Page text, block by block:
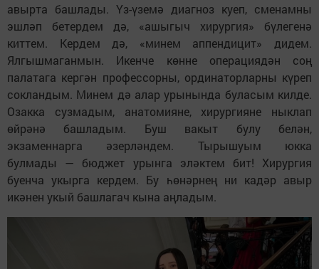
авырта башлады. Үз-үземә диагноз куеп, сменамны
эшләп бетердем дә, «ашыгыч хирургия» бүлегенә
киттем. Кердем дә, «минем аппендицит» дидем.
Ялгышмаганмын. Икенче көнне операциядән соң
палатага кергән профессорны, ординаторларны күреп
сокландым. Минем дә алар урынында буласым килде.
Озакка сузмадым, анатомияне, хирургияне ныклап
өйрәнә башладым. Буш вакыт булу белән,
экзаменнарга әзерләндем. Тырышуым юкка
булмады — бюджет урынга эләктем бит! Хирургия
буенча укырга кердем. Бу һөнәрнең ни кадәр авыр
икәнен укый башлагач кына аңладым.